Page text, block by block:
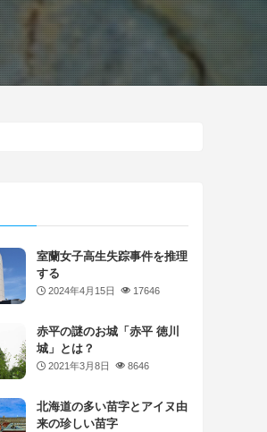
室蘭女子高生失踪事件を推理
する
2024年4月15日 17646
赤平の謎のお城「赤平 徳川
城」とは？
2021年3月8日 8646
北海道の多い苗字とアイヌ由
来の珍しい苗字